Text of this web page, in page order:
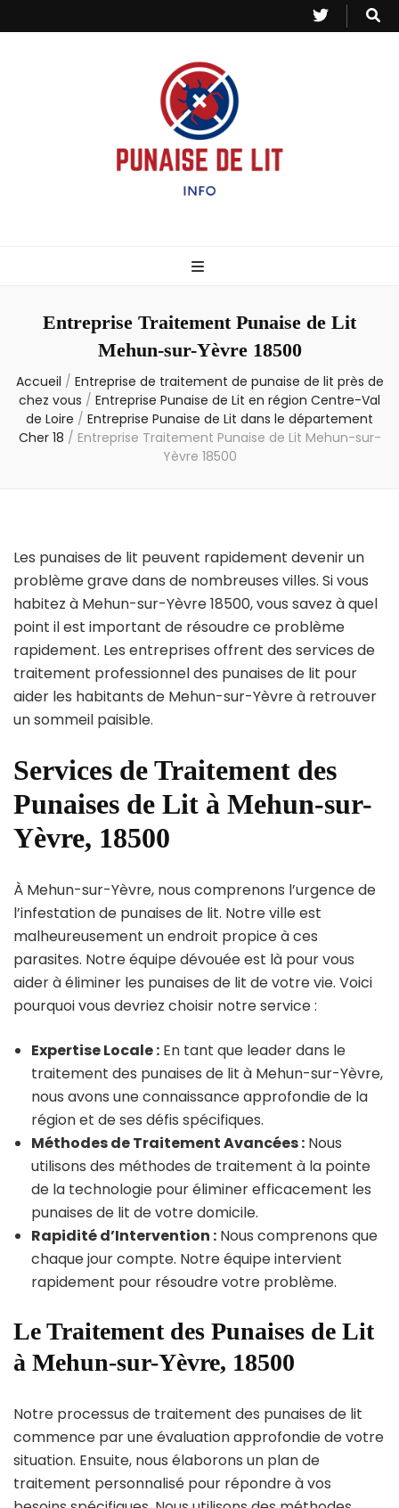
– Info
Entreprise Traitement Punaise de Lit
Mehun-sur-Yèvre 18500
Accueil / Entreprise de traitement de punaise de lit près de
chez vous / Entreprise Punaise de Lit en région Centre-Val
de Loire / Entreprise Punaise de Lit dans le département
Cher 18 / Entreprise Traitement Punaise de Lit Mehun-sur-
Yèvre 18500
Les punaises de lit peuvent rapidement devenir un
problème grave dans de nombreuses villes. Si vous
habitez à Mehun-sur-Yèvre 18500, vous savez à quel
point il est important de résoudre ce problème
rapidement. Les entreprises offrent des services de
traitement professionnel des punaises de lit pour
aider les habitants de Mehun-sur-Yèvre à retrouver
un sommeil paisible.
Services de Traitement des
Punaises de Lit à Mehun-sur-
Yèvre, 18500
À Mehun-sur-Yèvre, nous comprenons l’urgence de
l’infestation de punaises de lit. Notre ville est
malheureusement un endroit propice à ces
parasites. Notre équipe dévouée est là pour vous
aider à éliminer les punaises de lit de votre vie. Voici
pourquoi vous devriez choisir notre service :
Expertise Locale : En tant que leader dans le
traitement des punaises de lit à Mehun-sur-Yèvre,
nous avons une connaissance approfondie de la
région et de ses défis spécifiques.
Méthodes de Traitement Avancées : Nous
utilisons des méthodes de traitement à la pointe
de la technologie pour éliminer efficacement les
punaises de lit de votre domicile.
Rapidité d’Intervention : Nous comprenons que
chaque jour compte. Notre équipe intervient
rapidement pour résoudre votre problème.
Le Traitement des Punaises de Lit
à Mehun-sur-Yèvre, 18500
Notre processus de traitement des punaises de lit
commence par une évaluation approfondie de votre
situation. Ensuite, nous élaborons un plan de
traitement personnalisé pour répondre à vos